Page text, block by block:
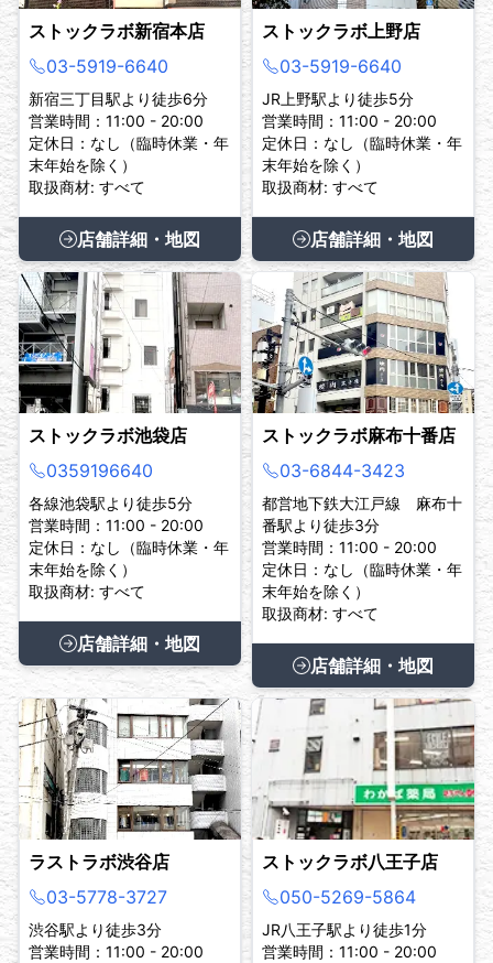
ストックラボ新宿本店
03-5919-6640
新宿三丁目駅より徒歩6分
営業時間：11:00 - 20:00
定休日：なし（臨時休業・年
末年始を除く）
取扱商材: すべて
店舗詳細・地図
ストックラボ上野店
03-5919-6640
JR上野駅より徒歩5分
営業時間：11:00 - 20:00
定休日：なし（臨時休業・年
末年始を除く）
取扱商材: すべて
店舗詳細・地図
ストックラボ池袋店
0359196640
各線池袋駅より徒歩5分
営業時間：11:00 - 20:00
定休日：なし（臨時休業・年
末年始を除く）
取扱商材: すべて
店舗詳細・地図
ストックラボ麻布十番店
03-6844-3423
都営地下鉄大江戸線 麻布十
番駅より徒歩3分
営業時間：11:00 - 20:00
定休日：なし（臨時休業・年
末年始を除く）
取扱商材: すべて
店舗詳細・地図
ラストラボ渋谷店
03-5778-3727
渋谷駅より徒歩3分
営業時間：11:00 - 20:00
ストックラボ八王子店
050-5269-5864
JR八王子駅より徒歩1分
営業時間：11:00 - 20:00